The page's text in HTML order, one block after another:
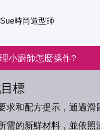
時尚造型師
小廚師怎麼操作?
標
求和配方提示，通過滑
需的新鮮材料，並依照